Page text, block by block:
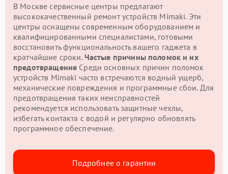
В Москве сервисные центры предлагают
высококачественный ремонт устройств Mimaki. Эти
центры оснащены современным оборудованием и
квалифицированными специалистами, готовыми
восстановить функциональность вашего гаджета в
кратчайшие сроки. Частые причины поломок и их
предотвращение Среди основных причин поломок
устройств Mimaki часто встречаются водный ущерб,
механические повреждения и программные сбои. Для
предотвращения таких неисправностей
рекомендуется использовать защитные чехлы,
избегать контакта с водой и регулярно обновлять
программное обеспечение.
Подробнее о гарантии